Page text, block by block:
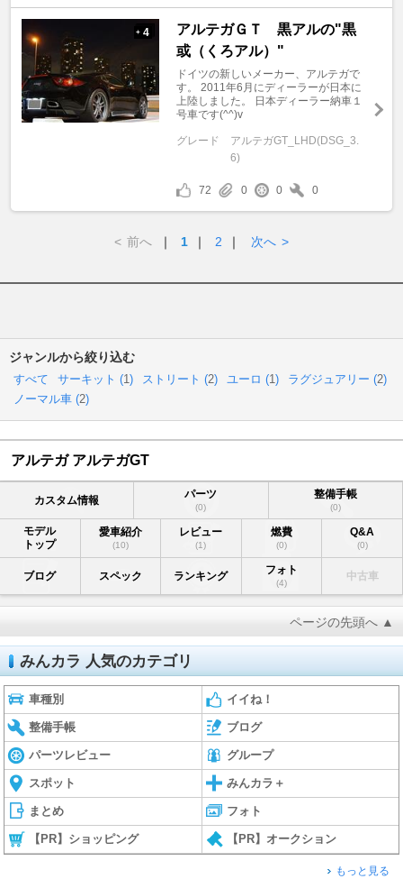
+ 4
アルテガＧＴ 黒アルの"黒
或（くろアル）"
ドイツの新しいメーカー、アルテガで
す。 2011年6月にディーラーが日本に
上陸しました。 日本ディーラー納車１
号車です(^^)v
グレード
アルテガGT_LHD(DSG_3.
6)
72 0 0 0
< 前へ ｜ 1 ｜ 2 ｜ 次へ >
ジャンルから絞り込む
すべて サーキット (1) ストリート (2) ユーロ (1) ラグジュアリー (2)
ノーマル車 (2)
アルテガ アルテガGT
カスタム情報 パーツ
(0)
整備手帳
(0)
モデル
トップ
愛車紹介
(10)
レビュー
(1)
燃費
(0)
Q&A
(0)
ブログ スペック ランキング フォト
(4)
中古車
ページの先頭へ ▲
みんカラ 人気のカテゴリ
車種別 イイね！
整備手帳 ブログ
パーツレビュー グループ
スポット みんカラ＋
まとめ フォト
【PR】ショッピング 【PR】オークション
もっと見る